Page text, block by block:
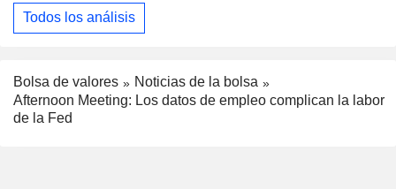
Todos los análisis
Bolsa de valores
Noticias de la bolsa
Afternoon Meeting: Los datos de empleo complican la labor
de la Fed